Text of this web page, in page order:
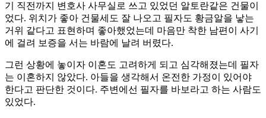
기 직전까지 변호사 사무실로 쓰고 있었던 알토란같은 건물이
었다. 위치가 좋아 건물세도 잘 나오고 필자도 황금알을 낳는
거위 같다고 표현하며 좋아했었는데 마음만 착한 남편이 사기
에 걸려 보증을 서는 바람에 날려 버렸다.
그런 상황에 놓이자 이혼도 고려하게 되고 심각해졌는데 필자
는 이혼하지 않았다. 아들을 생각해서 온전한 가정이 있어야
한다고 판단한 것이다. 주변에선 필자를 바보라고 하는 사람도
있었다.